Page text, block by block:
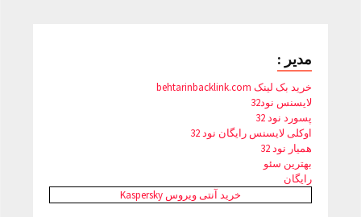
مدیر :
خرید بک لینک behtarinbacklink.com
لایسنس نود32
پسورد نود 32
اوکلی لایسنس رایگان نود 32
همیار نود 32
بهترین سئو
رایگان
خرید آنتی ویروس Kaspersky